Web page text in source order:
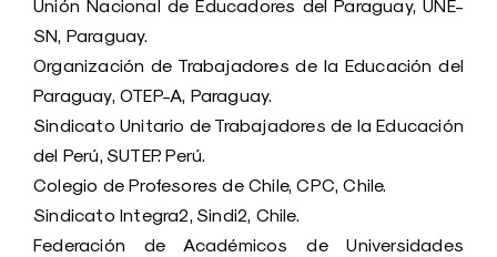
Unión Nacional de Educadores del Paraguay, UNE-
SN, Paraguay.
Organización de Trabajadores de la Educación del
Paraguay, OTEP-A, Paraguay.
Sindicato Unitario de Trabajadores de la Educación
del Perú, SUTEP. Perú.
Colegio de Profesores de Chile, CPC, Chile.
Sindicato Integra2, Sindi2, Chile.
Federación de Académicos de Universidades